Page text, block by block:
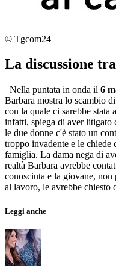
© Tgcom24
La discussione
Nella puntata in onda il 6
Barbara mostra lo scambio di
con la quale ci sarebbe stata
infatti, spiega di aver litigato
le due donne c'è stato un
troppo invadente e le chiede
famiglia. La dama nega di
realtà Barbara avrebbe
conosciuta e la giovane, non
al lavoro, le avrebbe chiesto
Leggi anche